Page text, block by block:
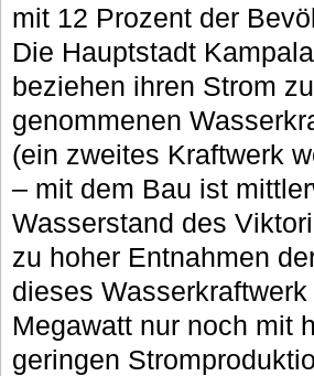
mit 12 Prozent der
Die Hauptstadt
beziehen ihren Strom
genommenen
(ein zweites Kraftwerk
– mit dem Bau ist
Wasserstand des
zu hoher Entnahmen
dieses
Megawatt nur noch mit
geringen